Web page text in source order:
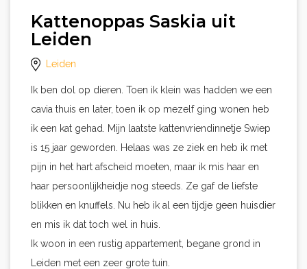
Kattenoppas Saskia uit
Leiden
Leiden
Ik ben dol op dieren. Toen ik klein was hadden we een
cavia thuis en later, toen ik op mezelf ging wonen heb
ik een kat gehad. Mijn laatste kattenvriendinnetje Swiep
is 15 jaar geworden. Helaas was ze ziek en heb ik met
pijn in het hart afscheid moeten, maar ik mis haar en
haar persoonlijkheidje nog steeds. Ze gaf de liefste
blikken en knuffels. Nu heb ik al een tijdje geen huisdier
en mis ik dat toch wel in huis.
Ik woon in een rustig appartement, begane grond in
Leiden met een zeer grote tuin.